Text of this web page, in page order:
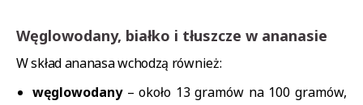
Węglowodany, białko i tłuszcze w ananasie
W skład ananasa wchodzą również:
węglowodany– około 13 gramów na 100 gramów,